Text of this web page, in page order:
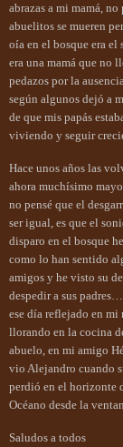
abrazas a mi mamá,
abuelitos se mueren
oía en el bosque era el
era una mamá que no
pedazos por la
según algunos dejó a
de que mis papás
viviendo y seguir
Hace unos años las
ahora muchísimo
no pensé que el
ser igual, es que el
disparo en el bosque
como lo han sentido
amigos y he visto su
despedir a sus
ese día reflejado en mi
llorando en la cocina
abuelo, en mi amigo
vio Alejandro cuando
perdió en el horizonte
Océano desde la
Saludos a todos